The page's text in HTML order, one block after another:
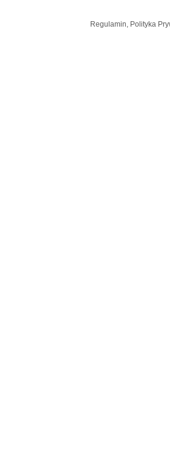
Regulamin, Polityka